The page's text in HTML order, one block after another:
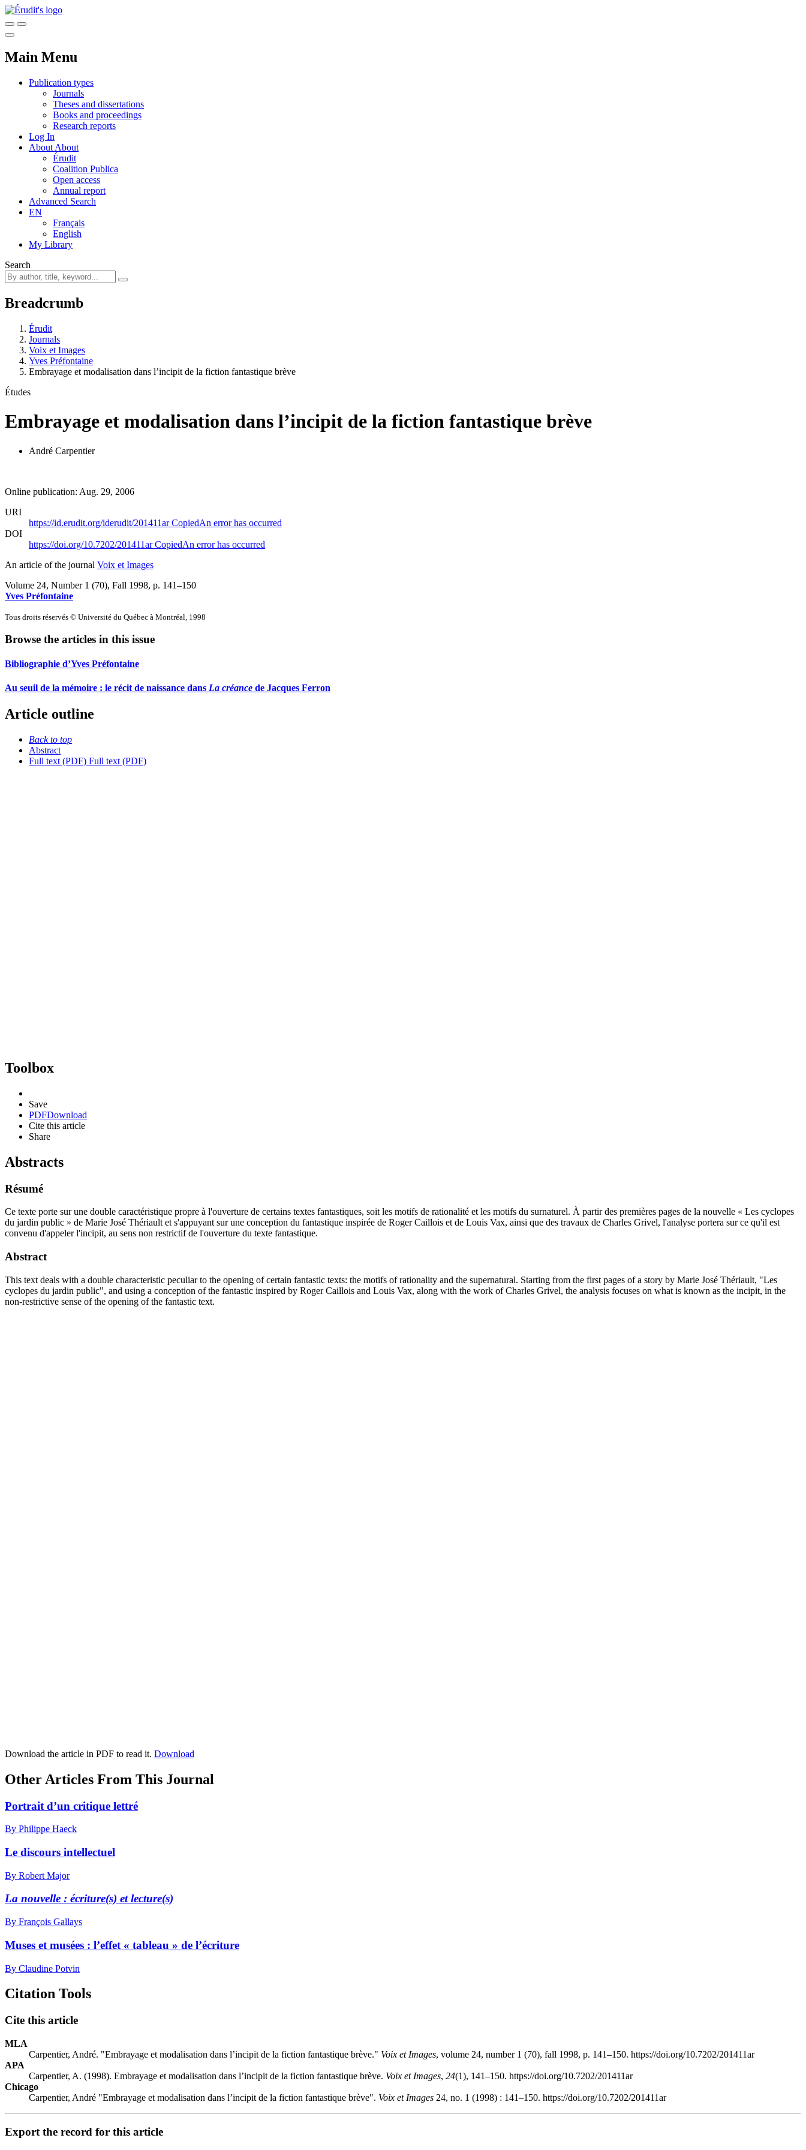
Main Menu
Publication types
Journals
Theses and dissertations
Books and proceedings
Research reports
Log In
About About
Érudit
Coalition Publica
Open access
Annual report
Advanced Search
EN
Français
English
My Library
Search
Breadcrumb
Érudit
Journals
Voix et Images
Yves Préfontaine
Embrayage et modalisation dans l’incipit de la fiction fantastique brève
Études
Embrayage et modalisation dans l’incipit de la fiction fantastique brève
André Carpentier
Online publication: Aug. 29, 2006
URI
https://id.erudit.org/iderudit/201411arCopiedAn error has occurred
DOI
https://doi.org/10.7202/201411arCopiedAn error has occurred
An article of the journal Voix et Images
Volume 24, Number 1 (70), Fall 1998, p. 141–150
Yves Préfontaine
Tous droits réservés © Université du Québec à Montréal, 1998
Browse the articles in this issue
Bibliographie d’Yves Préfontaine
Au seuil de la mémoire : le récit de naissance dans La créance de Jacques Ferron
Article outline
Back to top
Abstract
Full text (PDF) Full text (PDF)
Toolbox
Save
PDFDownload
Cite this article
Share
Abstracts
Résumé
Ce texte porte sur une double caractéristique propre à l'ouverture de certains textes fantastiques, soit les motifs de rationalité et les motifs du surnaturel. À partir des premières pages de la nouvelle « Les cyclopes
du jardin public » de Marie José Thériault et s'appuyant sur une conception du fantastique inspirée de Roger Caillois et de Louis Vax, ainsi que des travaux de Charles Grivel, l'analyse portera sur ce qu'il est
convenu d'appeler l'incipit, au sens non restrictif de l'ouverture du texte fantastique.
Abstract
This text deals with a double characteristic peculiar to the opening of certain fantastic texts: the motifs of rationality and the supernatural. Starting from the first pages of a story by Marie José Thériault, "Les
cyclopes du jardin public", and using a conception of the fantastic inspired by Roger Caillois and Louis Vax, along with the work of Charles Grivel, the analysis focuses on what is known as the incipit, in the
non-restrictive sense of the opening of the fantastic text.
Download the article in PDF to read it. Download
Other Articles From This Journal
Portrait d’un critique lettré
By Philippe Haeck
Le discours intellectuel
By Robert Major
La nouvelle : écriture(s) et lecture(s)
By François Gallays
Muses et musées : l’effet « tableau » de l’écriture
By Claudine Potvin
Citation Tools
Cite this article
MLA
Carpentier, André. "Embrayage et modalisation dans l’incipit de la fiction fantastique brève." Voix et Images, volume 24, number 1 (70), fall 1998, p. 141–150. https://doi.org/10.7202/201411ar
APA
Carpentier, A. (1998). Embrayage et modalisation dans l’incipit de la fiction fantastique brève. Voix et Images, 24(1), 141–150. https://doi.org/10.7202/201411ar
Chicago
Carpentier, André "Embrayage et modalisation dans l’incipit de la fiction fantastique brève". Voix et Images 24, no. 1 (1998) : 141–150. https://doi.org/10.7202/201411ar
Export the record for this article